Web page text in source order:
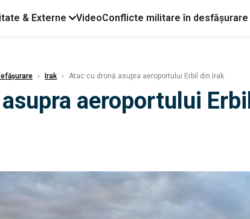
& Externe VideoConflicte militare în desfășurare
› Irak › Atac cu dronă asupra aeroportului Erbil din Irak
aeroportului